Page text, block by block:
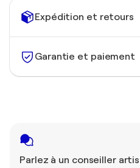
Expédition et retours
Garantie et paiement
Parlez à un conseiller